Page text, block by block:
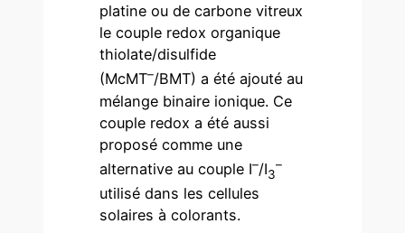
platine ou de carbone vitreux
le couple redox organique
thiolate/disulfide
(McMT–/BMT) a été ajouté au
mélange binaire ionique. Ce
couple redox a été aussi
proposé comme une
alternative au couple I–/I3
–
utilisé dans les cellules
solaires à colorants.